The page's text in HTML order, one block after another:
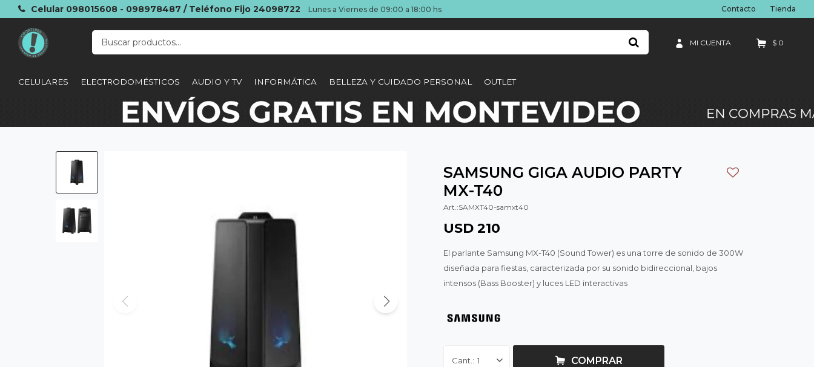
CELULARES ELECTRODOMÉSTICOS AUDIO Y TV INFORMÁTICA BELLEZA Y CUIDADO PERSONAL OUTLET
$ 0
Celular 098015608 - 098978487 / Teléfono Fijo 24098722 Lunes a Viernes de 09:00 a 18:00 hs Contacto Tienda
SAMSUNG GIGA AUDIO PARTY
MX-T40
SAMXT40-samxt40
USD 210
El parlante Samsung MX-T40 (Sound Tower) es una torre de sonido de 300W
diseñada para fiestas, caracterizada por su sonido bidireccional, bajos
intensos (Bass Booster) y luces LED interactivas
1 COMPRAR